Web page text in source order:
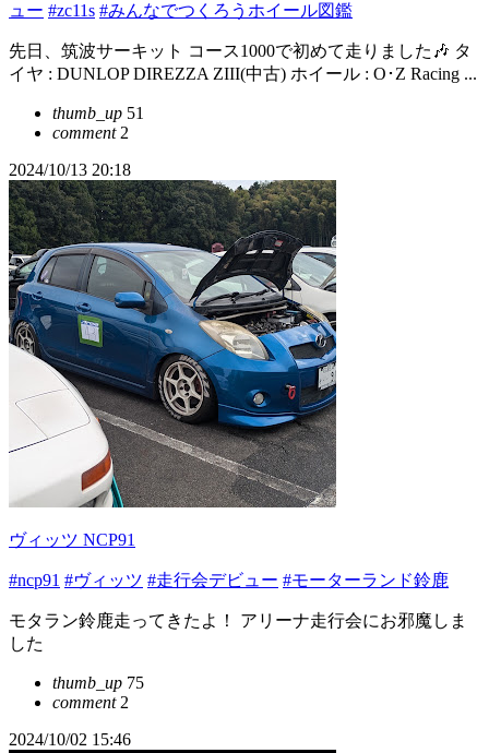
ュー #zc11s #みんなでつくろうホイール図鑑
先日、筑波サーキット コース1000で初めて走りました🎶 タ
イヤ : DUNLOP DIREZZA ZIII(中古) ホイール : O･Z Racing ...
thumb_up 51
comment2
2024/10/13 20:18
ヴィッツ NCP91
#ncp91 #ヴィッツ #走行会デビュー #モーターランド鈴鹿
モタラン鈴鹿走ってきたよ！ アリーナ走行会にお邪魔しま
した
thumb_up 75
comment2
2024/10/02 15:46